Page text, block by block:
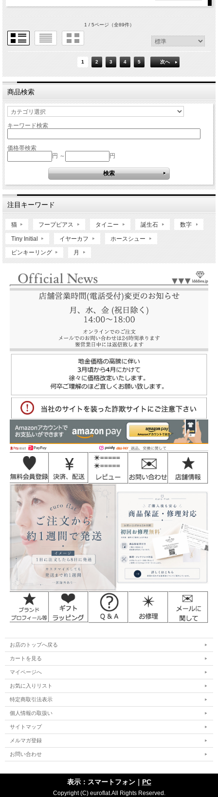
1 / 5ページ（全89件）
1 2 3 4 5 次へ
商品検索
キーワード検索
価格帯検索
円 ～
円
注目キーワード
猫 フープピアス タイニー 誕生石 数字
Tiny Initial イヤーカフ ホースシュー
ピンキーリング 月
お店のトップへ戻る
カートを見る
マイページへ
お気に入りリスト
特定商取引法表示
個人情報の取扱い
サイトマップ
メルマガ登録
お問い合わせ
表示：スマートフォン｜ PC
Copyright (C) euroflat.All Rights Reserved.